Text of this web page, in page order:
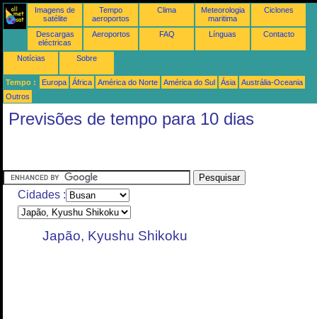
Imagens de
satélite
Tempo
aeroportos
Clima
Meteorologia
maritima
Ciclones
Descargas
eléctricas
Aeroportos FAQ Línguas Contacto
Notícias Sobre
Tempo : Europa África América do Norte América do Sul Ásia
Austrália-Oceania
Outros
Previsões de tempo para 10 dias
Cidades :
Japão, Kyushu Shikoku